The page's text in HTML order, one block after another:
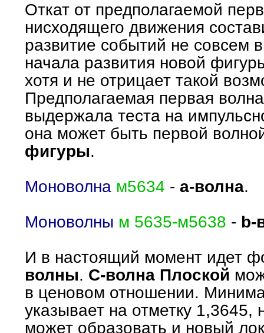
Откат от предполагаемой
нисходящего движения
развитие событий не совсем
начала развития новой
хотя и не отрицает такой
Предполагаемая первая
выдержала теста на
она может быть первой
фигуры.
Моноволна м5634 - а-волна.
Моноволны м 5635-м5638 - b-
И в настоящий момент идет
волны. С-волна Плоской
в ценовом отношении.
указывает на отметку 1,3645,
может образовать и новый